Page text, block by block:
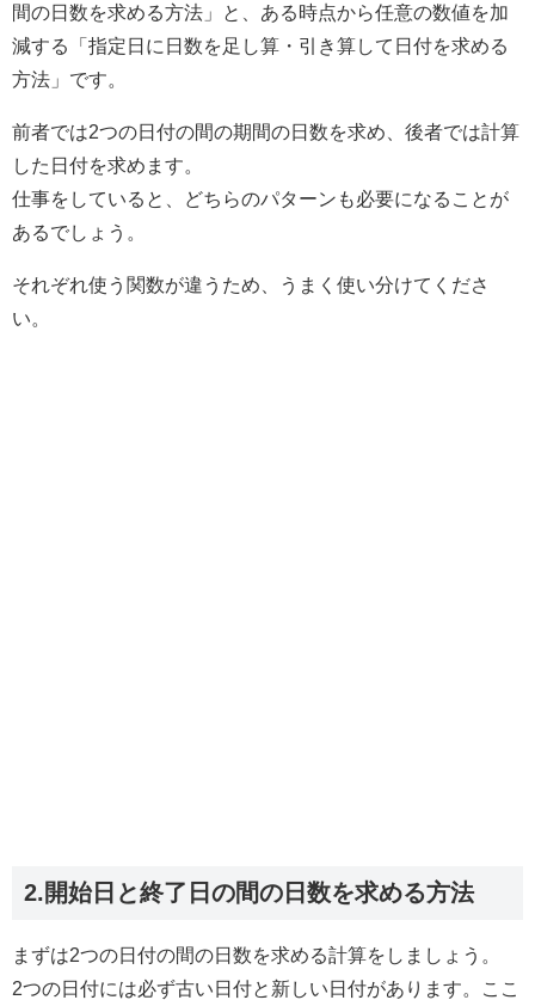
間の日数を求める方法」と、ある時点から任意の数値を加
減する「指定日に日数を足し算・引き算して日付を求める
方法」です。
前者では2つの日付の間の期間の日数を求め、後者では計算
した日付を求めます。
仕事をしていると、どちらのパターンも必要になることが
あるでしょう。
それぞれ使う関数が違うため、うまく使い分けてくださ
い。
2.開始日と終了日の間の日数を求める方法
まずは2つの日付の間の日数を求める計算をしましょう。
2つの日付には必ず古い日付と新しい日付があります。ここ